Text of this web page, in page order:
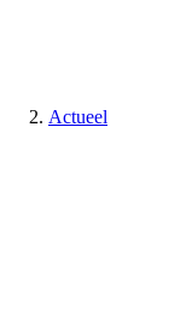
Actueel